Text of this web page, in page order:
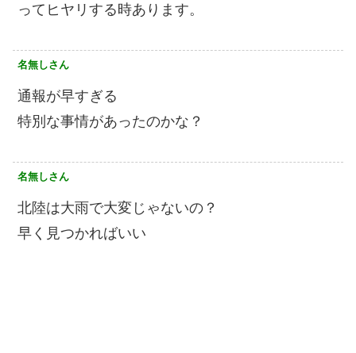
ってヒヤリする時あります。
名無しさん
通報が早すぎる
特別な事情があったのかな？
名無しさん
北陸は大雨で大変じゃないの？
早く見つかればいい